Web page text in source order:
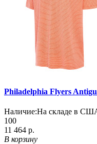
Philadelphia Flyers
Наличие:На складе в
100
11 464 р.
В корзину